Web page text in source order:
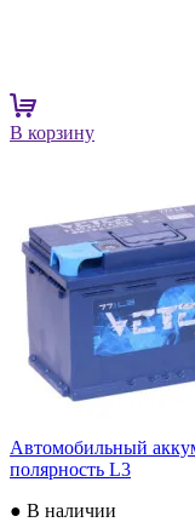
В корзину
Автомобильный
полярность L3
● В наличии